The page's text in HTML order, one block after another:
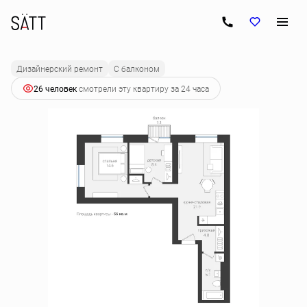
2-комнатная 7 593 600 руб.
Ипотека
Дизайнерский ремонт
С балконом
26 человексмотрели эту квартиру за 24 часа